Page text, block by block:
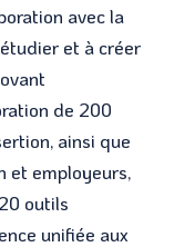
avec la
et à créer
de 200
ainsi que
et employeurs,
outils
unifiée aux